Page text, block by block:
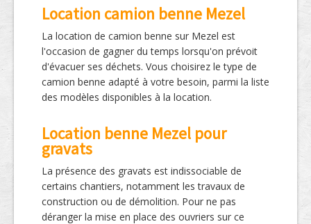
Location camion benne Mezel
La location de camion benne sur Mezel est
l'occasion de gagner du temps lorsqu'on prévoit
d'évacuer ses déchets. Vous choisirez le type de
camion benne adapté à votre besoin, parmi la liste
des modèles disponibles à la location.
Location benne Mezel pour
gravats
La présence des gravats est indissociable de
certains chantiers, notamment les travaux de
construction ou de démolition. Pour ne pas
déranger la mise en place des ouvriers sur ce